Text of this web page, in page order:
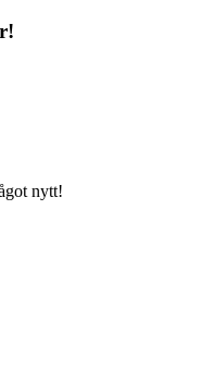
nytt!